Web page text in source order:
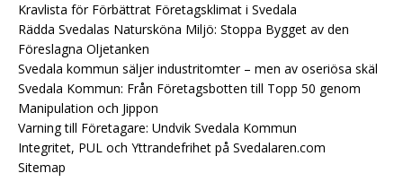
Kravlista för Förbättrat Företagsklimat i Svedala
Rädda Svedalas Natursköna Miljö: Stoppa Bygget av den
Föreslagna Oljetanken
Svedala kommun säljer industritomter – men av oseriösa skäl
Svedala Kommun: Från Företagsbotten till Topp 50 genom
Manipulation och Jippon
Varning till Företagare: Undvik Svedala Kommun
Integritet, PUL och Yttrandefrihet på Svedalaren.com
Sitemap